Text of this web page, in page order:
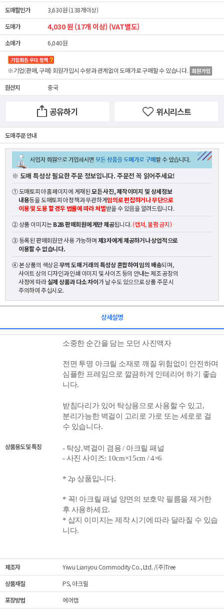
도매할인가
3,630원 (138개이상)
도매가
4,030 원 (17개 이상) (VAT별도)
소매가 6,040원
※기업(판매, 구매) 회원가입시 수량과 관계없이도매가로 구매할 수 있습니다.
원산지 중국
공유하기 위시리스트
도매 주문 안내
※ 도매 특성상 필요한 주문 정보입니다. 주문전 꼭 읽어주세요!
① 도매토피아 홈페이지에 게재된모든 사진, 제작이미지 및 상세정보
내용등을 도매토피아 정책과 무관하게임의로 편집하거나 무단으로
이용 및 도용 할 경우 법률에 따라 처벌받을 수 있음을 알려드립니다.
② 상품 이미지는B2B 판매회원에게만 제공됩니다.(캡쳐, 불펌 금지)
③ 등록된 판매회원만 사용 가능하며제3자에게 제공하거나 상업적으로
이용할 수 없습니다.
④ 본 상품의 색상은무역 도매 거래의 특성상 혼합하여 임의 배송되며,
사이트 상의 디자인과 인쇄 이미지 및 사이즈 등의 안내는 제조 공장의
사정에 따라실제 상품과 다소 차이가 날 수도 있으므로 상품 주문 시
주의하여 주십시오.
상세설명
상품용도 및 특징
소중한 순간을 담는 모던 사진액자
전면 투명 아크릴 소재로 깨질 위험없이 안전하며
심플한 프레임으로 깔끔하게 인테리어 하기 좋습
니다.
받침다리가 있어 탁상용으로 사용할 수 있고,
분리가능한 벽걸이 고리로 가로 또는 세로로 걸
수 있습니다.
- 탁상,벽걸이 겸용 / 아크릴 패널
- 사진 사이즈: 10cm×15cm / 4×6
* 2p 상품입니다.
* 꼭! 아크릴 패널 양면의 보호막 필름을 제거한
후 사용하세요.
* 삽지 이미지는 제작 시기에 따라 달라질 수 있습
니다.
제조자
Yiwu Lianyou Commodity Co., Ltd. /(주)Tree
상품재질
PS, 아크릴
포장방법
에어캡